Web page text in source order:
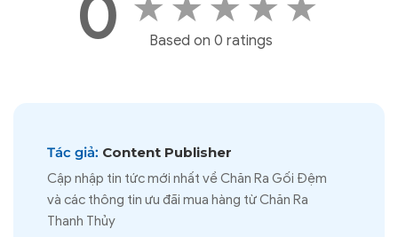
0 Based on 0 ratings
Tác giả: Content Publisher
Cập nhập tin tức mới nhất về Chăn Ra Gối Đệm
và các thông tin ưu đãi mua hàng từ Chăn Ra
Thanh Thủy